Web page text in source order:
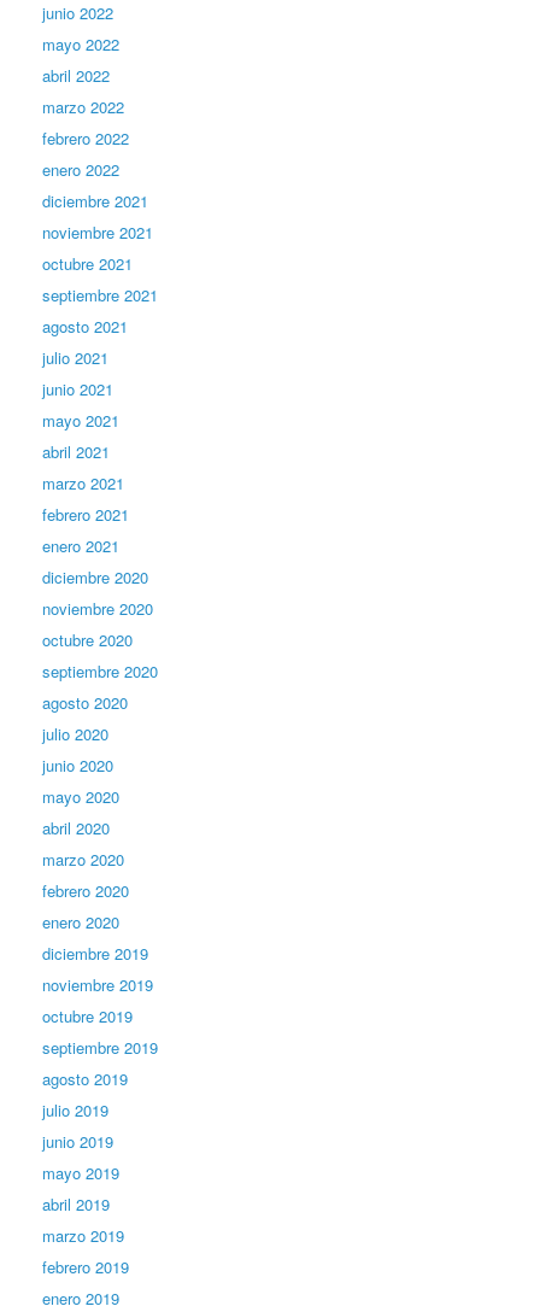
junio 2022
mayo 2022
abril 2022
marzo 2022
febrero 2022
enero 2022
diciembre 2021
noviembre 2021
octubre 2021
septiembre 2021
agosto 2021
julio 2021
junio 2021
mayo 2021
abril 2021
marzo 2021
febrero 2021
enero 2021
diciembre 2020
noviembre 2020
octubre 2020
septiembre 2020
agosto 2020
julio 2020
junio 2020
mayo 2020
abril 2020
marzo 2020
febrero 2020
enero 2020
diciembre 2019
noviembre 2019
octubre 2019
septiembre 2019
agosto 2019
julio 2019
junio 2019
mayo 2019
abril 2019
marzo 2019
febrero 2019
enero 2019